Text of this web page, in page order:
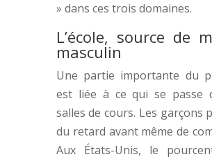
» dans ces trois domaines.
L’école, source de
masculin
Une partie importante du
est liée à ce qui se passe
salles de cours. Les garçons
du retard avant même de
Aux États-Unis, le